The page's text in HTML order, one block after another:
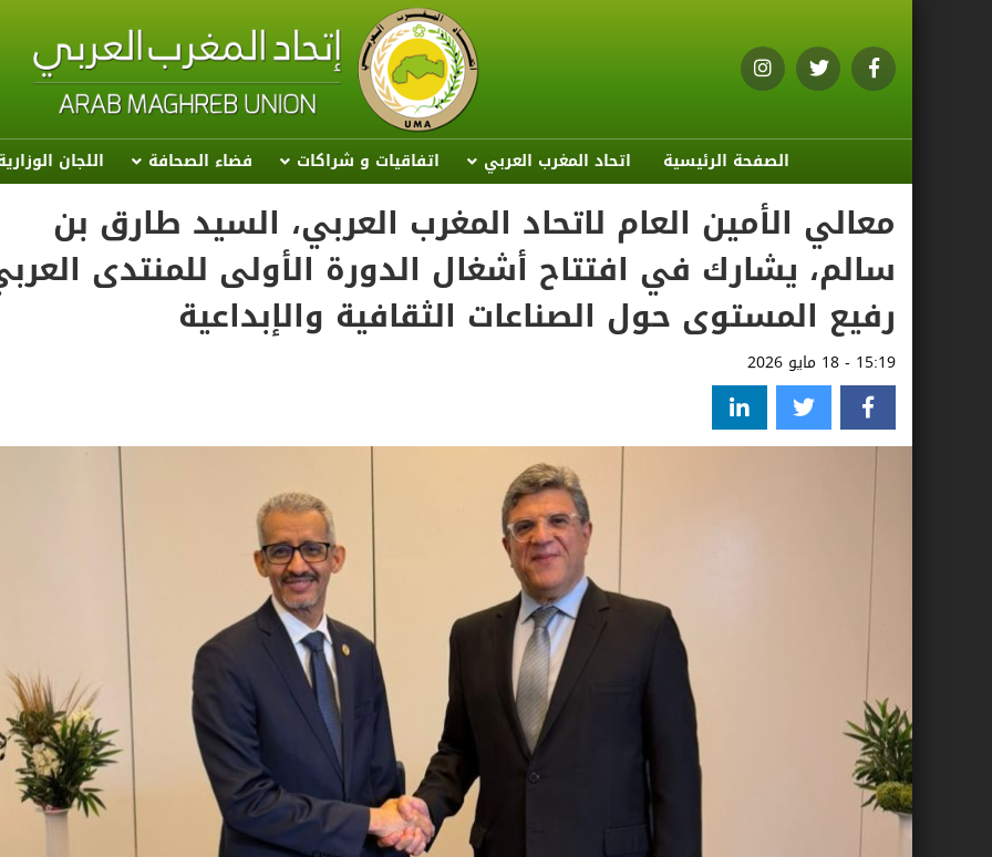
الصفحة الرئيسية اتحاد المغرب العربي اتفاقيات و شراكات فضاء الصحافة اللجان
معالي الأمين العام لاتحاد المغرب العربي، السيد طارق بن
سالم، يشارك في افتتاح أشغال الدورة الأولى للمنتدى
رفيع المستوى حول الصناعات الثقافية والإبداعية
15:19 - 18 مايو 2026